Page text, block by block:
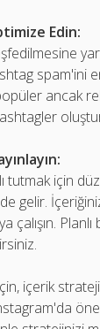
Edin:
spam'ini
ancak
tutmak için
gelir.
çalışın.
içerik